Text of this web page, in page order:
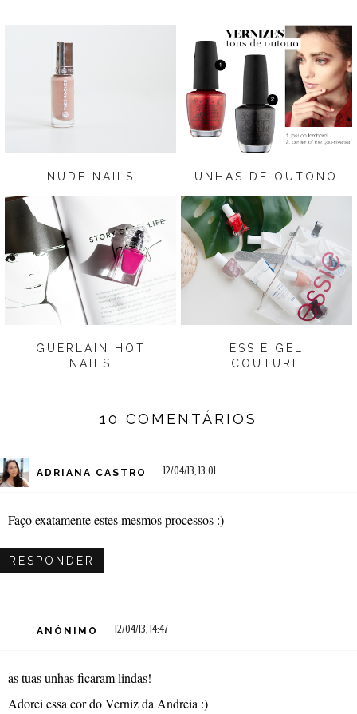
NUDE NAILS UNHAS DE OUTONO
GUERLAIN HOT
NAILS
ESSIE GEL
COUTURE
10 COMENTÁRIOS
ADRIANA CASTRO 12/04/13, 13:01
Faço exatamente estes mesmos processos :)
RESPONDER
ANÓNIMO 12/04/13, 14:47
as tuas unhas ficaram lindas!
Adorei essa cor do Verniz da Andreia :)